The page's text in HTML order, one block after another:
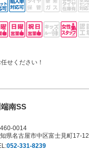
せください！
南SS
0014
県名古屋市中区富士見町17-12
052-331-8239